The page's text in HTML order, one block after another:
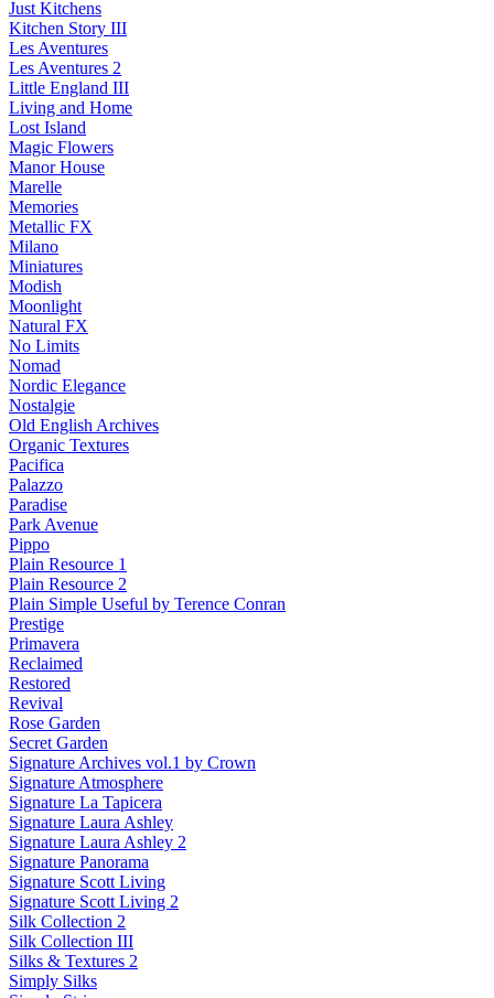
Just Kitchens
Kitchen Story III
Les Aventures
Les Aventures 2
Little England III
Living and Home
Lost Island
Magic Flowers
Manor House
Marelle
Memories
Metallic FX
Milano
Miniatures
Modish
Moonlight
Natural FX
No Limits
Nomad
Nordic Elegance
Nostalgie
Old English Archives
Organic Textures
Pacifica
Palazzo
Paradise
Park Avenue
Pippo
Plain Resource 1
Plain Resource 2
Plain Simple Useful by Terence Conran
Prestige
Primavera
Reclaimed
Restored
Revival
Rose Garden
Secret Garden
Signature Archives vol.1 by Crown
Signature Atmosphere
Signature La Tapicera
Signature Laura Ashley
Signature Laura Ashley 2
Signature Panorama
Signature Scott Living
Signature Scott Living 2
Silk Collection 2
Silk Collection III
Silks & Textures 2
Simply Silks